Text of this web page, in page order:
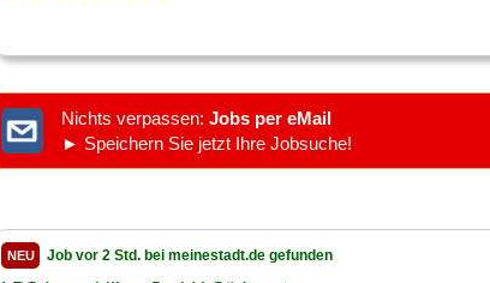
Nichts verpassen: Jobs per eMail
► Speichern Sie jetzt Ihre Jobsuche!
NEU Job vor 2 Std. bei meinestadt.de gefunden